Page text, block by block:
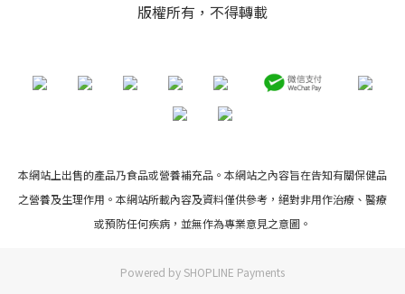
版權所有，不得轉載
本網站上出售的產品乃食品或營養補充品。本網站之內容旨在告知有關保健品
之營養及生理作用。本網站所載內容及資料僅供參考，絕對非用作治療、醫療
或預防任何疾病，並無作為專業意見之意圖。
Powered by SHOPLINE Payments